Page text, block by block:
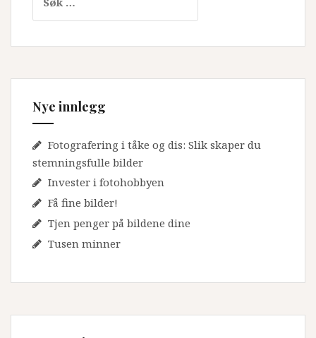
etter:
Nye innlegg
Fotografering i tåke og dis: Slik skaper du
stemningsfulle bilder
Invester i fotohobbyen
Få fine bilder!
Tjen penger på bildene dine
Tusen minner